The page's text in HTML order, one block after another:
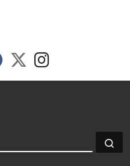
fab fa-facebook
fab fa-x-twitter
fab fa-instagram